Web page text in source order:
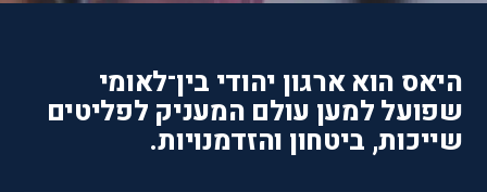
היאס הוא ארגון יהודי בין־לאומי
שפועל למען עולם המעניק לפליטים
שייכות, ביטחון והזדמנויות.